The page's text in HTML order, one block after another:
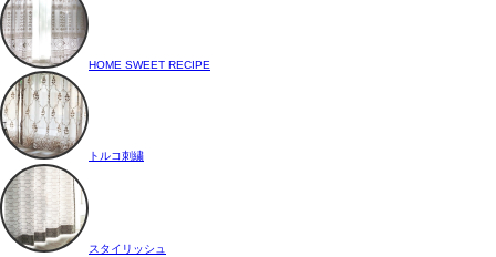
HOME SWEET RECIPE
トルコ刺繍
スタイリッシュ